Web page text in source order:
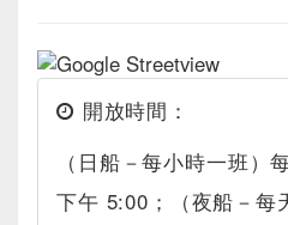
開放時間：
（日船－每小時一班）
下午 5:00；（夜船－每